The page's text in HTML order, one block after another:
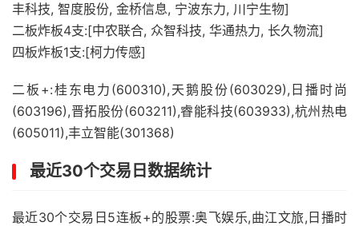
丰科技, 智度股份, 金桥信息, 宁波东力, 川宁生物]
二板炸板4支:[中农联合, 众智科技, 华通热力, 长久物流]
四板炸板1支:[柯力传感]
二板+:桂东电力(600310),天鹅股份(603029),日播时尚
(603196),晋拓股份(603211),睿能科技(603933),杭州热电
(605011),丰立智能(301368)
最近30个交易日数据统计
最近30个交易日5连板+的股票:奥飞娱乐,曲江文旅,日播时